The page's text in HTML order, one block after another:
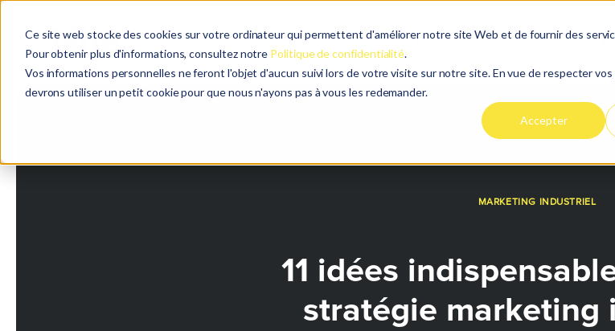
Ce site web stocke des cookies sur votre ordinateur qui permettent d'améliorer notre site Web et de fournir des
Pour obtenir plus d'informations, consultez notre Politique de confidentialité.
Vos informations personnelles ne feront l'objet d'aucun suivi lors de votre visite sur notre site. En vue de respecter
devrons utiliser un petit cookie pour que nous n'ayons pas à vous les redemander.
Accepter
Nos offres À propos Cas clients
MARKETING INDUSTRIEL
11 idées
stratégie marketing